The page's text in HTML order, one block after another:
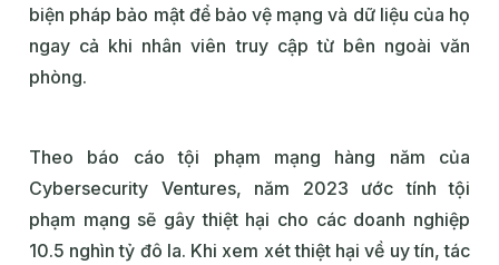
biện pháp bảo mật để bảo vệ mạng và dữ liệu của họ
ngay cả khi nhân viên truy cập từ bên ngoài văn
phòng.
Theo báo cáo tội phạm mạng hàng năm của
Cybersecurity Ventures, năm 2023 ước tính tội
phạm mạng sẽ gây thiệt hại cho các doanh nghiệp
10.5 nghìn tỷ đô la. Khi xem xét thiệt hại về uy tín, tác